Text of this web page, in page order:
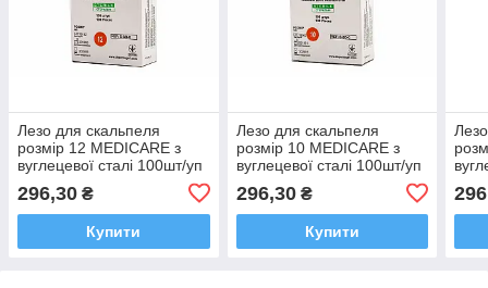
Лезо для скальпеля
розмір 12 MEDICARE з
вуглецевої сталі 100шт/уп
296,30 ₴
Купити
Лезо для скальпеля
розмір 10 MEDICARE з
вуглецевої сталі 100шт/уп
296,30₴
Купити